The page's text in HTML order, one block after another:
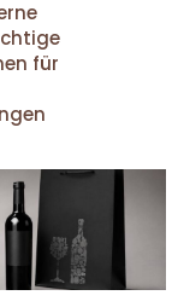
für